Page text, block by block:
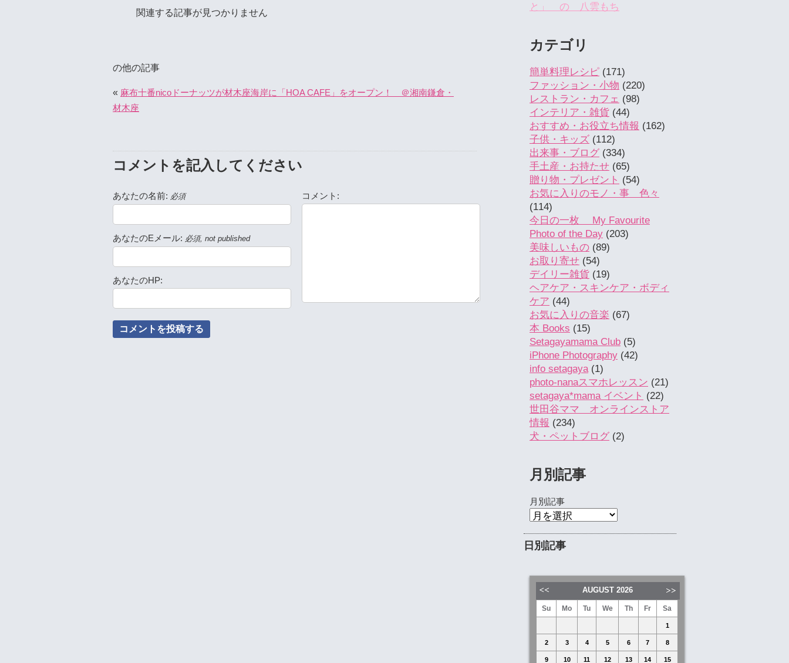
関連する記事が見つかりません
の他の記事
« 麻布十番nicoドーナッツが材木座海岸に「HOA CAFE」をオープン！ ＠湘南鎌倉・
材木座
コメントを記入してください
あなたの名前: 必須
あなたのEメール: 必須, not published
あなたのHP:
コメント:
と」 の 八雲もち
カテゴリ
簡単料理レシピ (171)
ファッション・小物 (220)
レストラン・カフェ (98)
インテリア・雑貨 (44)
おすすめ・お役立ち情報 (162)
子供・キッズ (112)
出来事・ブログ (334)
手土産・お持たせ (65)
贈り物・プレゼント (54)
お気に入りのモノ・事 色々
(114)
今日の一枚 My Favourite
Photo of the Day (203)
美味しいもの (89)
お取り寄せ (54)
デイリー雑貨 (19)
ヘアケア・スキンケア・ボディ
ケア (44)
お気に入りの音楽 (67)
本 Books (15)
Setagayamama Club (5)
iPhone Photography (42)
info setagaya(1)
photo-nanaスマホレッスン (21)
setagaya*mama イベント (22)
世田谷ママ オンラインストア
情報 (234)
犬・ペットブログ (2)
月別記事
月別記事
日別記事
AUGUST 2026
Su Mo Tu We Th Fr Sa
1
2 3 4 5 6 7 8
9 10 11 12 13 14 15